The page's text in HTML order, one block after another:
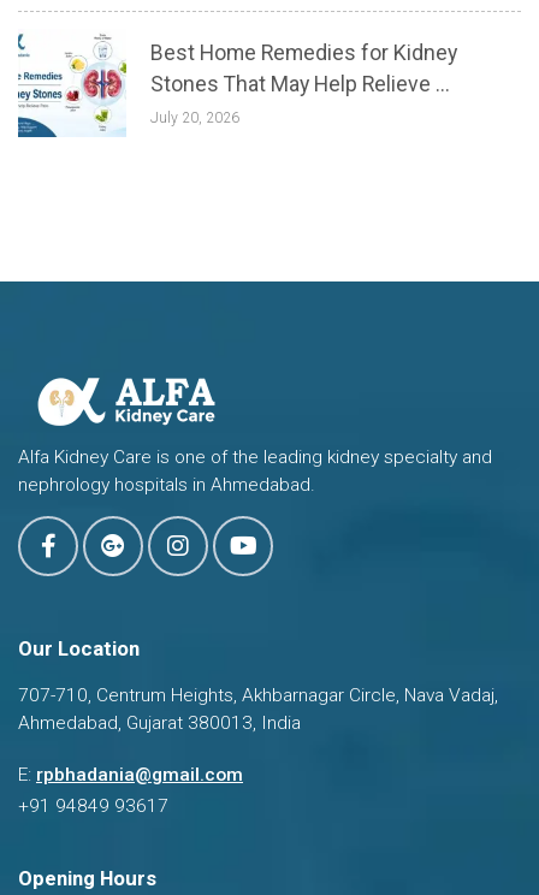
Best Home Remedies for Kidney
Stones That May Help Relieve ...
July 20, 2026
Alfa Kidney Care is one of the leading kidney specialty and
nephrology hospitals in Ahmedabad.
Dr. Ravi Bhadania
Our Location
707-710, Centrum Heights, Akhbarnagar Circle, Nava Vadaj,
Ahmedabad, Gujarat 380013, India
E: rpbhadania@gmail.com
+91 94849 93617
Opening Hours